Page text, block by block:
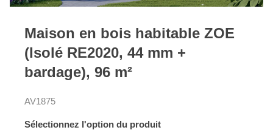
Maison en bois habitable ZOE
(Isolé RE2020, 44 mm +
bardage), 96 m²
AV1875
Sélectionnez l'option du produit